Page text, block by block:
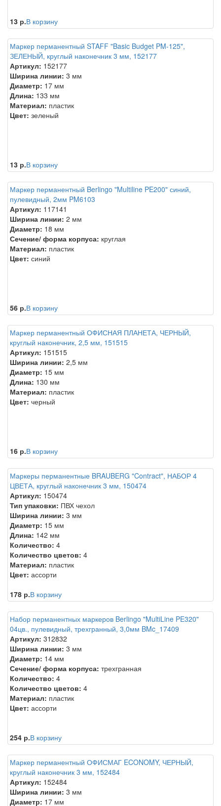
13 р.В корзину
Маркер перманентный STAFF "Basic Budget PM-125",
ЗЕЛЕНЫЙ, круглый наконечник 3 мм, 152177
Артикул: 152177
Ширина линии: 3 мм
Диаметр: 17 мм
Длина: 133 мм
Материал: пластик
Цвет: зеленый
13 р.В корзину
Маркер перманентный Berlingo "Multiline PE200" синий,
пулевидный, 2мм PM6103
Артикул: 117141
Ширина линии: 2 мм
Диаметр: 18 мм
Сечение/ форма корпуса: круглая
Материал: пластик
Цвет: синий
56 р.В корзину
Маркер перманентный ОФИСНАЯ ПЛАНЕТА, ЧЕРНЫЙ,
круглый наконечник, 2,5 мм, 151515
Артикул: 151515
Ширина линии: 2,5 мм
Диаметр: 15 мм
Длина: 130 мм
Материал: пластик
Цвет: черный
16 р.В корзину
Маркеры перманентные BRAUBERG "Contract", НАБОР 4
ЦВЕТА, круглый наконечник 3 мм, 150474
Артикул: 150474
Тип упаковки: ПВХ чехол
Ширина линии: 3 мм
Диаметр: 15 мм
Длина: 142 мм
Количество: 4
Количество цветов: 4
Материал: пластик
Цвет: ассорти
178 р.В корзину
Набор перманентных маркеров Berlingo "MultiLine PE320"
04цв., пулевидный, трехгранный, 3,0мм BMc_17409
Артикул: 312832
Ширина линии: 3 мм
Диаметр: 14 мм
Сечение/ форма корпуса: трехгранная
Количество: 4
Количество цветов: 4
Материал: пластик
Цвет: ассорти
254 р.В корзину
Маркер перманентный ОФИСМАГ ECONOMY, ЧЕРНЫЙ,
круглый наконечник 3 мм, 152484
Артикул: 152484
Ширина линии: 3 мм
Диаметр: 17 мм